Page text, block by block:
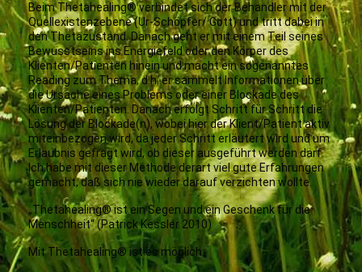
Beim Thetahealing® verbindet sich der Behandler mit der
Quellexistenzebene (Ur-Schöpfer/ Gott) und tritt dabei in
den Thetazustand. Danach geht er mit einem Teil seines
Bewusstseins ins Energiefeld oder den Körper des
Klienten/Patienten hinein und macht ein sogenanntes
Reading zum Thema, d.h. er sammelt Informationen über
die Ursache eines Problems oder einer Blockade des
Klienten/Patienten. Danach erfolgt Schritt für Schritt die
Lösung der Blockade(n), wobei hier der Klient/Patient aktiv
miteinbezogen wird, da jeder Schritt erläutert wird und um
Erlaubnis gefragt wird, ob dieser ausgeführt werden darf.
Ich habe mit dieser Methode derart viel gute Erfahrungen
gemacht, daß sich nie wieder darauf verzichten wollte.
„Thetahealing® ist ein Segen und ein Geschenk für die
Menschheit“ (Patrick Kessler 2010)
Mit Thetahealing® ist es möglich: